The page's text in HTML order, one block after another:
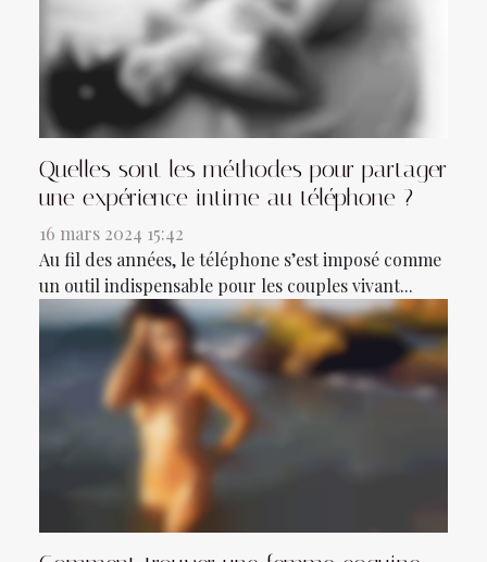
Quelles sont les méthodes pour partager
une expérience intime au téléphone ?
16 mars 2024 15:42
Au fil des années, le téléphone s’est imposé comme
un outil indispensable pour les couples vivant...